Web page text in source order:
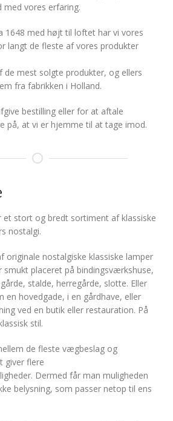
med vores erfaring.
1648 med højt til loftet har vi vores
langt de fleste af vores produkter
de mest solgte produkter, og ellers
fra fabrikken i Holland.
bestilling eller for at aftale
på, at vi er hjemme til at tage imod.
et stort og bredt sortiment af klassiske
nostalgi.
originale nostalgiske klassiske lamper
smukt placeret på bindingsværkshuse,
stalde, herregårde, slotte. Eller
en hovedgade, i en gårdhave, eller
ved en butik eller restauration. På
stil.
de fleste vægbeslag og
giver flere
Dermed får man muligheden
belysning, som passer netop til ens